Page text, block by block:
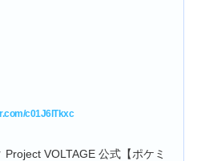
c01J6lTkxc
VOLTAGE 公式【ポケミ